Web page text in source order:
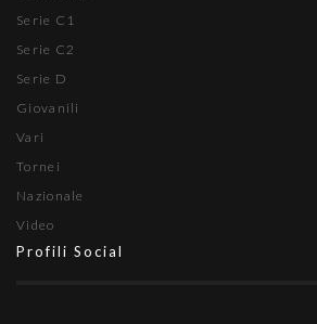
Serie C1
Serie C2
Serie D
Giovanili
Vari
Tornei
Nazionale
Video
Profili Social